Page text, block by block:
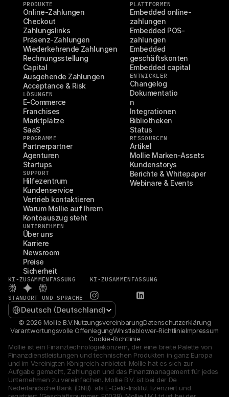
PRODUKTE
Online-Zahlungen
Checkout
Zahlungslinks
Präsenz-Zahlungen
Wiederkehrende Zahlungen
Rechnungsstellung
Capital
Ausgehende Zahlungen
Acceptance & Risk
LÖSUNGEN
E-Commerce
Franchises
Marktplätze
SaaS
PROGRAMME
Partnerpartner
Agenturen
Startups
SUPPORT
Hilfezentrum
Kundenservice
Vertrieb kontaktieren
Warum Mollie auf Ihrem
Kontoauszug steht
UNTERNEHMEN
Über uns
Karriere
Newsroom
Preise
Sicherheit
PLATTFORMEN
Embedded online-
zahlungen
Embedded POS-
zahlungen
Embedded
geschäftskonten
Embedded capital
ENTWICKLER
Changelog
Dokumentatio
n
Integrationen
Bibliotheken
Status
RESSOURCEN
Artikel
Mollie Marken-Assets
Kundenstorys
Berichte & Whitepaper
Webinare & Events
KI-ZUSAMMENFASSUNG KI-ZUSAMMENFASSUNG
STANDORT UND SPRACHE
Select Language
Deutsch (Deutschland)
© 2026 Mollie B.V.NutzungsvereinbarungDatenschutzerklärung
Verantwortungsvolle OffenlegungWhistleblower-RichtlinieImpressum
Cookie-Richtlinie
Mollie ist ein Finanztechnologiekonzern, der eine breite Palette von
Finanzdienstleistungen und technischen Produkten in ganz Europa
und im Vereinigten Königreich anbietet. Mollie hat es sich zur
Aufgabe gemacht, Zahlungen und das Finanzmanagement für jedes
Unternehmen zu vereinfachen. Mollie B.V. ist bei der De
Nederlandsche Bank (DNB)  als E-Geld-Institut lizenziert und